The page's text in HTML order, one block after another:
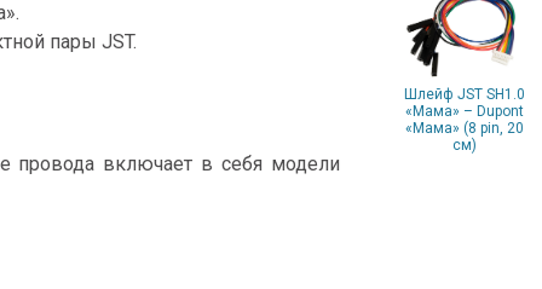
Шлейф JST SH1.0
«Мама» – Dupont
«Мама» (8 pin, 20
см)
пары JST.
провода включает в себя модели